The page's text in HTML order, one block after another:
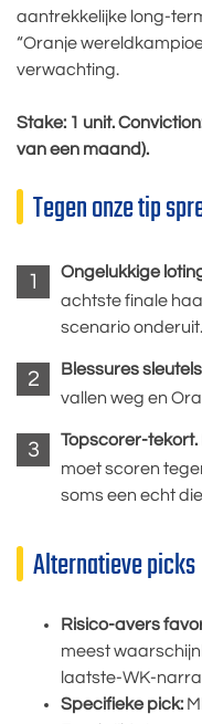
aantrekkelijke long-
“Oranje
verwachting.
Stake: 1 unit.
van een maand).
Tegen onze tip
Ongelukkige
achtste finale
scenario onderuit.
Blessures
vallen weg en
Topscorer-tekort.
moet scoren
soms een echt
Alternatieve picks
Risico-avers
meest
laatste-WK-
Specifieke pick: